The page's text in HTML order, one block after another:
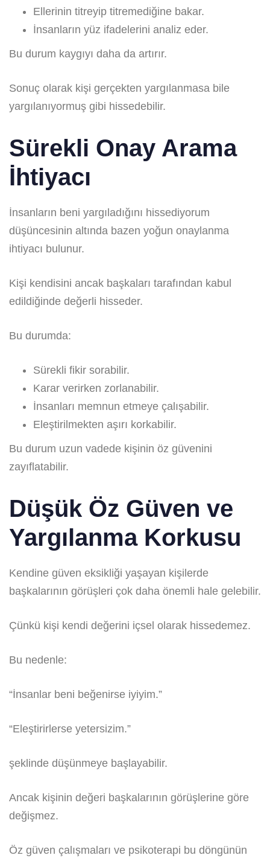
Ellerinin titreyip titremediğine bakar.
İnsanların yüz ifadelerini analiz eder.
Bu durum kaygıyı daha da artırır.
Sonuç olarak kişi gerçekten yargılanmasa bile
yargılanıyormuş gibi hissedebilir.
Sürekli Onay Arama
İhtiyacı
İnsanların beni yargıladığını hissediyorum
düşüncesinin altında bazen yoğun onaylanma
ihtiyacı bulunur.
Kişi kendisini ancak başkaları tarafından kabul
edildiğinde değerli hisseder.
Bu durumda:
Sürekli fikir sorabilir.
Karar verirken zorlanabilir.
İnsanları memnun etmeye çalışabilir.
Eleştirilmekten aşırı korkabilir.
Bu durum uzun vadede kişinin öz güvenini
zayıflatabilir.
Düşük Öz Güven ve
Yargılanma Korkusu
Kendine güven eksikliği yaşayan kişilerde
başkalarının görüşleri çok daha önemli hale gelebilir.
Çünkü kişi kendi değerini içsel olarak hissedemez.
Bu nedenle:
“İnsanlar beni beğenirse iyiyim.”
“Eleştirirlerse yetersizim.”
şeklinde düşünmeye başlayabilir.
Ancak kişinin değeri başkalarının görüşlerine göre
değişmez.
Öz güven çalışmaları ve psikoterapi bu döngünün